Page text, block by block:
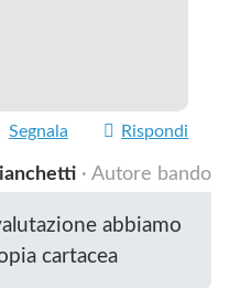
Segnala Rispondi
· Autore bando
abbiamo
cartacea